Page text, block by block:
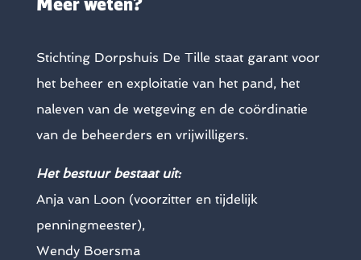
Stichting Dorpshuis De Tille staat garant voor
het beheer en exploitatie van het pand, het
naleven van de wetgeving en de coördinatie
van de beheerders en vrijwilligers.
Het bestuur bestaat uit:
Anja van Loon (voorzitter en tijdelijk
penningmeester),
Wendy Boersma